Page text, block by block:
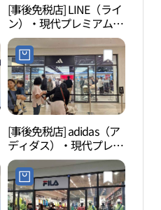
[事後免税店] LINE（ライ
ン）・現代プレミアムア
ウトレットキンポ（金
浦）店(라인 현대프리미
엄아울렛 김포점)
[事後免税店] adidas（ア
ディダス）・現代プレミ
アムアウトレットキンポ
（金浦）店(아디다스 현
대프리미엄아울렛 김포
점)